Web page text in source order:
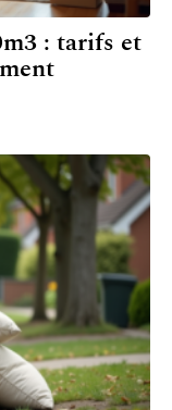
: tarifs et